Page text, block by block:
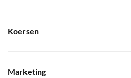
Koersen
Marketing